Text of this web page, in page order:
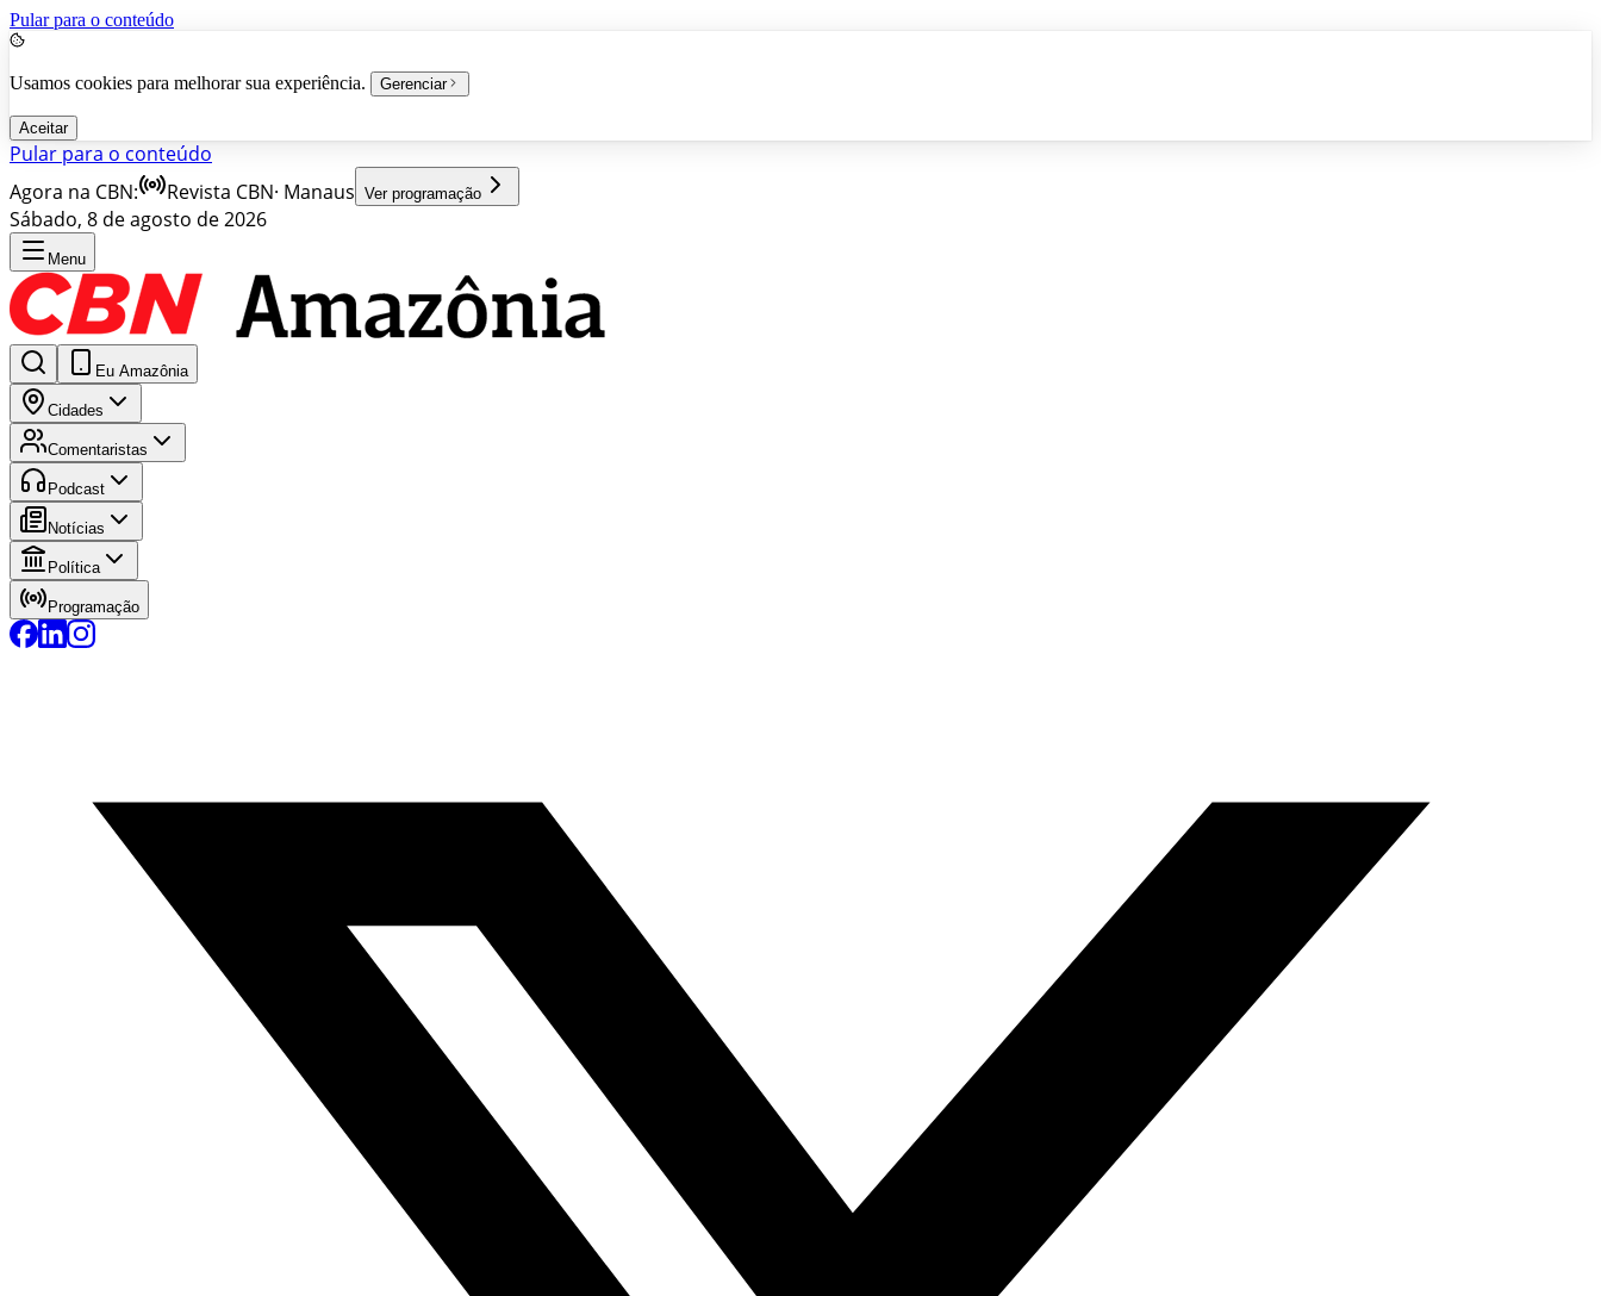
Pular para o conteúdo
Usamos cookies para melhorar sua experiência. Gerenciar
Aceitar
Pular para o conteúdo
Agora na CBN:
Revista CBN· Manaus Ver programação
Sábado, 8 de agosto de 2026
Menu
Eu Amazônia
Cidades
Comentaristas
Podcast
Notícias
Política
Programação